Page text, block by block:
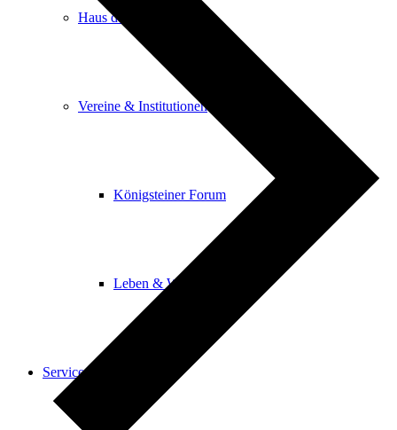
Haus der Begegnung
Vereine & Institutionen
Königsteiner Forum
Leben & Wohnen
Service